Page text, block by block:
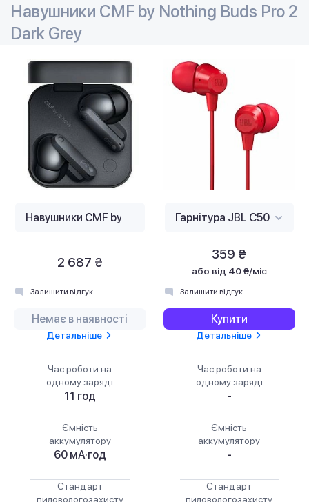
Навушники CMF by Nothing Buds Pro 2
Dark Grey
2 687 ₴
Залишити відгук
Немає в наявності
Детальніше
Час роботи на
одному заряді
11 год
Ємність
аккумулятору
60 мА·год
Стандарт
пиловологозахисту
359 ₴
або від 40 ₴/міс
Залишити відгук
Купити
Детальніше
Час роботи на
одному заряді
-
Ємність
аккумулятору
-
Стандарт
пиловологозахисту